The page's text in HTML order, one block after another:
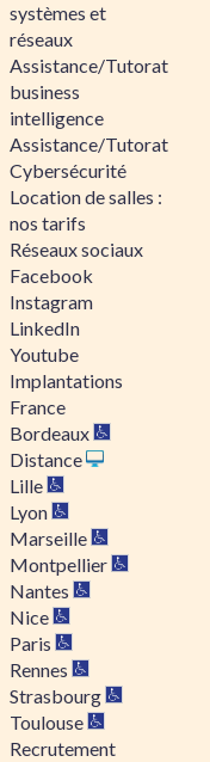
systèmes et
réseaux
Assistance/Tutorat
business
intelligence
Assistance/Tutorat
Cybersécurité
Location de salles :
nos tarifs
Réseaux sociaux
Facebook
Instagram
LinkedIn
Youtube
Implantations
France
Bordeaux
Distance
Lille
Lyon
Marseille
Montpellier
Nantes
Nice
Paris
Rennes
Strasbourg
Toulouse
Recrutement